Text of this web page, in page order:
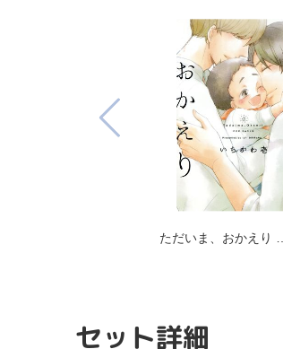
ただいま、おかえり …
セット詳細